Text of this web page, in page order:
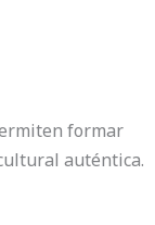
formar
auténtica.